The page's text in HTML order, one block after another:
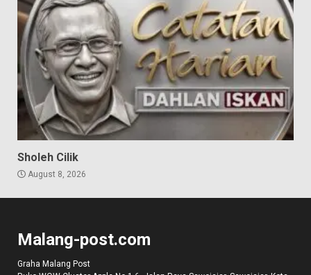
Sholeh Cilik
August 8, 2026
Malang-post.com
Graha Malang Post